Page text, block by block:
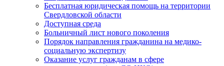
Бесплатная юридическая помощь на территории
Свердловской области
Доступная среда
Больничный лист нового поколения
Порядок направления гражданина на медико-
социальную экспертизу
Оказание услуг гражданам в сфере